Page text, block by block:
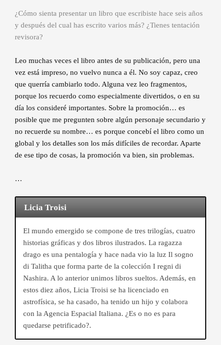
¿Cómo sienta presentar un libro que escribiste hace seis años
y después del cual has escrito varios más? ¿Tienes tentación
revisora?
Leo muchas veces el libro antes de su publicación, pero una
vez está impreso, no vuelvo nunca a él. No soy capaz, creo
que querría cambiarlo todo. Alguna vez leo fragmentos,
porque los recuerdo como especialmente divertidos, o en su
día los consideré importantes. Sobre la promoción… es
posible que me pregunten sobre algún personaje secundario y
no recuerde su nombre… es porque concebí el libro como un
global y los detalles son los más difíciles de recordar. Aparte
de ese tipo de cosas, la promoción va bien, sin problemas.
…
Licia Troisi
El mundo emergido se compone de tres trilogías, cuatro
historias gráficas y dos libros ilustrados. La ragazza
drago es una pentalogía y hace nada vio la luz Il sogno
di Talitha que forma parte de la colección I regni di
Nashira. A lo anterior unimos libros sueltos. Además, en
estos diez años, Licia Troisi se ha licenciado en
astrofísica, se ha casado, ha tenido un hijo y colabora
con la Agencia Espacial Italiana. ¿Es o no es para
quedarse petrificado?.